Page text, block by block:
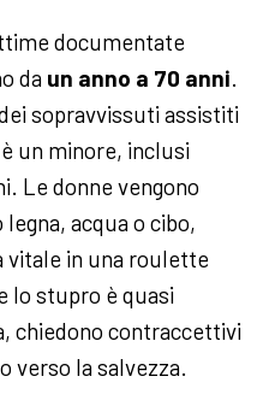
documentate
da un anno a 70 anni.
sopravvissuti assistiti
un minore, inclusi
Le donne vengono
acqua o cibo,
vitale in una roulette
lo stupro è quasi
chiedono contraccettivi
verso la salvezza.